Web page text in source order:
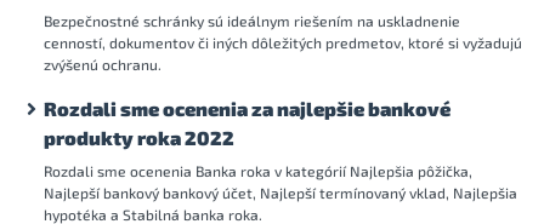
Bezpečnostné schránky sú ideálnym riešením na uskladnenie
cenností, dokumentov či iných dôležitých predmetov, ktoré si vyžadujú
zvýšenú ochranu.
Rozdali sme ocenenia za najlepšie bankové
produkty roka 2022
Rozdali sme ocenenia Banka roka v kategórií Najlepšia pôžička,
Najlepší bankový bankový účet, Najlepší termínovaný vklad, Najlepšia
hypotéka a Stabilná banka roka.